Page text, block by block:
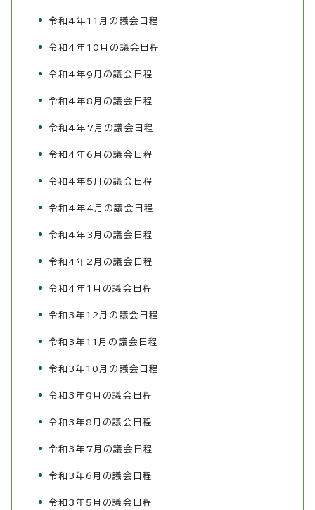
令和4年11月の議会日程
令和4年10月の議会日程
令和4年9月の議会日程
令和4年8月の議会日程
令和4年7月の議会日程
令和4年6月の議会日程
令和4年5月の議会日程
令和4年4月の議会日程
令和4年3月の議会日程
令和4年2月の議会日程
令和4年1月の議会日程
令和3年12月の議会日程
令和3年11月の議会日程
令和3年10月の議会日程
令和3年9月の議会日程
令和3年8月の議会日程
令和3年7月の議会日程
令和3年6月の議会日程
令和3年5月の議会日程